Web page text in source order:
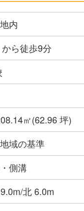
内
ら徒歩9分
㎡(62.96 坪)
域の基準
側溝
北 6.0m